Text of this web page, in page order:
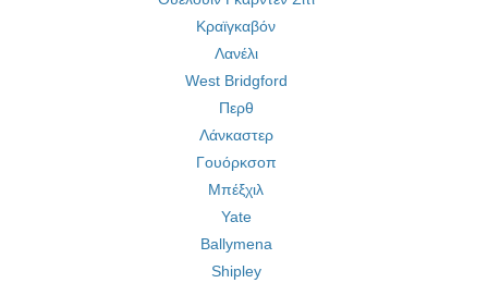
Κραϊγκαβόν
Λανέλι
West Bridgford
Περθ
Λάνκαστερ
Γουόρκσοπ
Μπέξχιλ
Yate
Ballymena
Shipley